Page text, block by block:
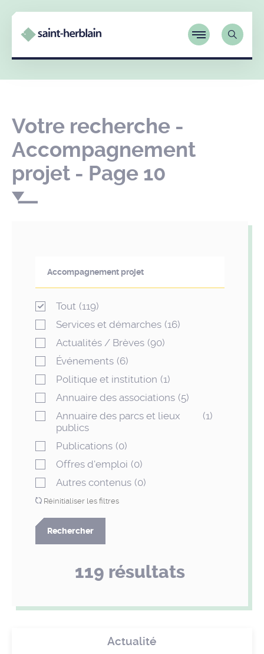
Votre recherche -
Accompagnement
projet - Page 10
Tout (119)
Services et démarches (16)
Actualités / Brèves (90)
Événements (6)
Politique et institution (1)
Annuaire des associations (5)
Annuaire des parcs et lieux
publics
(1)
Publications (0)
Offres d'emploi (0)
Autres contenus (0)
Réinitialiser les filtres
Rechercher
119 résultats
Actualité